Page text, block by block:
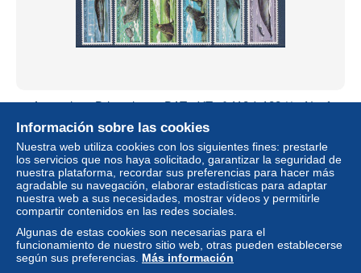
Antarctique Britannique - BAT - YT n° 118 à 123 ** - Neuf
sans charnière - Protection des phoques - 1983
± 2,89 US$
Estatus Profesional
Información sobre las cookies
Nuestra web utiliza cookies con los siguientes fines: prestarle
los servicios que nos haya solicitado, garantizar la seguridad de
nuestra plataforma, recordar sus preferencias para hacer más
agradable su navegación, elaborar estadísticas para adaptar
nuestra web a sus necesidades, mostrar vídeos y permitirle
compartir contenidos en las redes sociales.
Algunas de estas cookies son necesarias para el
funcionamiento de nuestro sitio web, otras pueden establecerse
según sus preferencias. Más información